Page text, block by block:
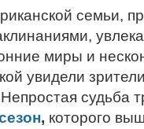
семьи,
миры и
увидели
судьба
, которого